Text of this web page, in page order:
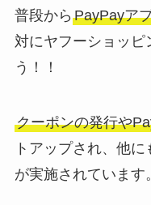
普段から PayPayア
対にヤフーショッピ
う！！
クーポンの発行や
トアップされ、他
が実施されています。